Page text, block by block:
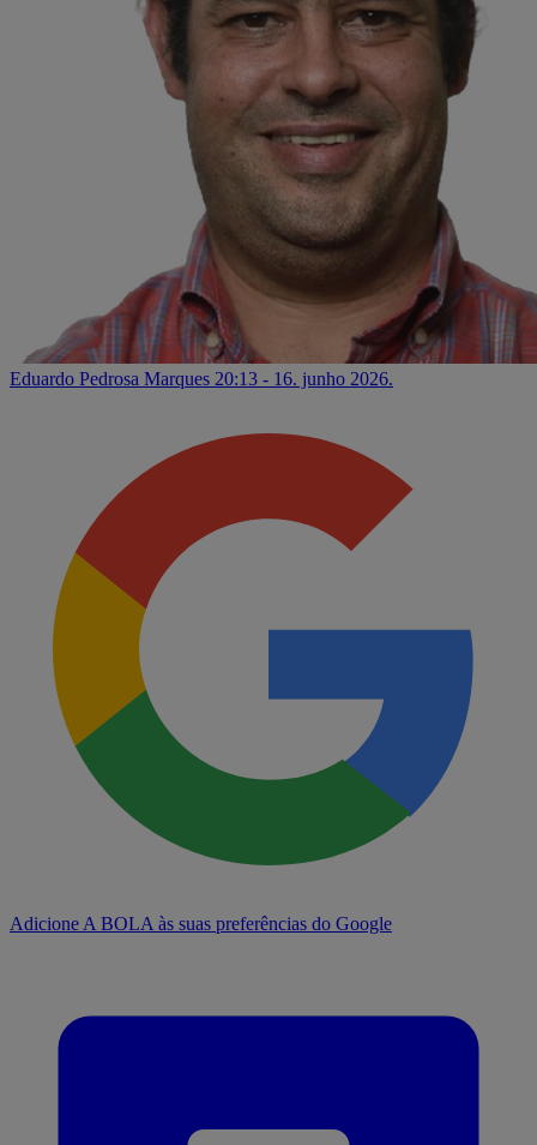
Eduardo Pedrosa Marques 20:13 - 16. junho 2026.
Adicione A BOLA às suas preferências do Google